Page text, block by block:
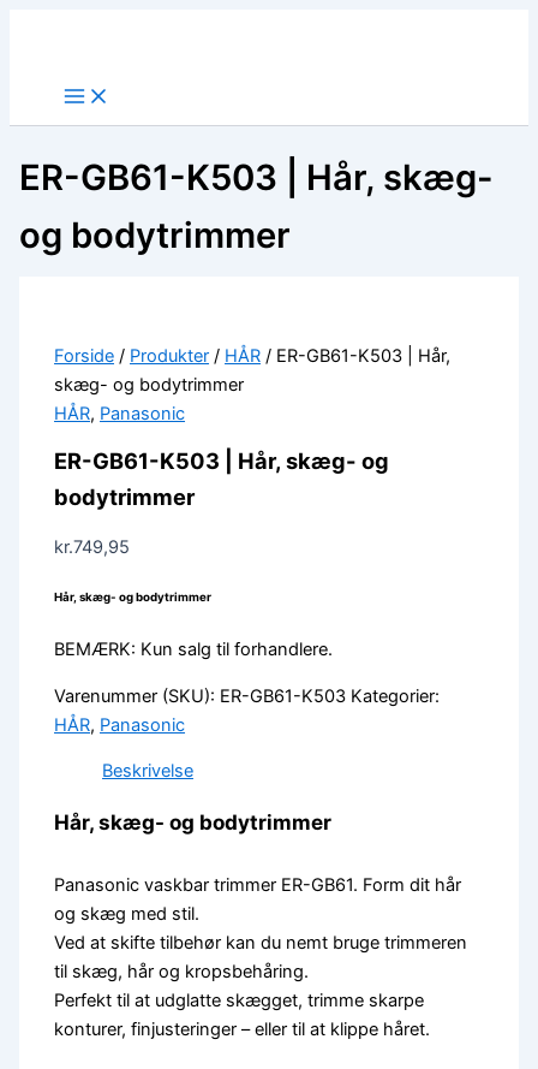
ER-GB61-K503 | Hår, skæg-
og bodytrimmer
Forside / Produkter / HÅR / ER-GB61-K503 | Hår,
skæg- og bodytrimmer
HÅR, Panasonic
ER-GB61-K503 | Hår, skæg- og
bodytrimmer
kr.749,95
Hår, skæg- og bodytrimmer
BEMÆRK: Kun salg til forhandlere.
Varenummer (SKU): ER-GB61-K503 Kategorier:
HÅR, Panasonic
Beskrivelse
Hår, skæg- og bodytrimmer
Panasonic vaskbar trimmer ER-GB61. Form dit hår
og skæg med stil.
Ved at skifte tilbehør kan du nemt bruge trimmeren
til skæg, hår og kropsbehåring.
Perfekt til at udglatte skægget, trimme skarpe
konturer, finjusteringer – eller til at klippe håret.